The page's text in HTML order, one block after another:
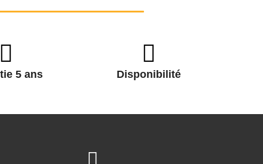
5 ans Disponibilité